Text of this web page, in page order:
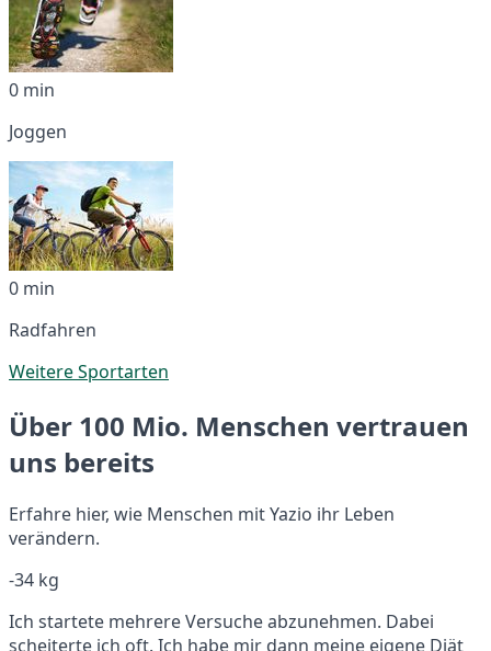
0 min
Joggen
0 min
Radfahren
Weitere Sportarten
Über 100 Mio. Menschen vertrauen
uns bereits
Erfahre hier, wie Menschen mit Yazio ihr Leben
verändern.
-34 kg
Ich startete mehrere Versuche abzunehmen. Dabei
scheiterte ich oft. Ich habe mir dann meine eigene Diät